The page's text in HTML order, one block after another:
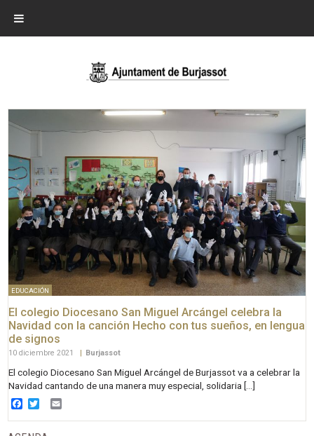
EDUCACIÓN
El colegio Diocesano San Miguel Arcángel celebra la
Navidad con la canción Hecho con tus sueños, en lengua
de signos
10 diciembre 2021 Burjassot
El colegio Diocesano San Miguel Arcángel de Burjassot va a celebrar la
Navidad cantando de una manera muy especial, solidaria […]
Facebook
Twitter